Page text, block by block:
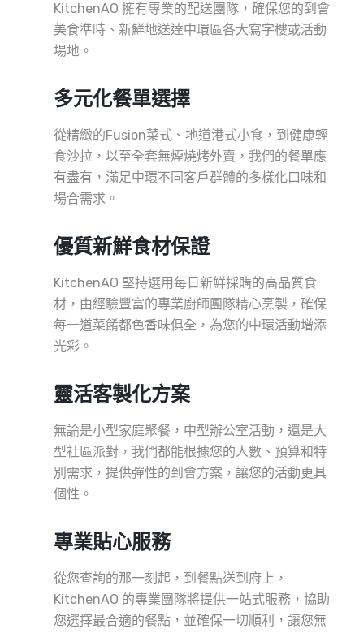
KitchenAO 擁有專業的配送團隊，確保您的到會
美食準時、新鮮地送達中環區各大寫字樓或活動
場地。
多元化餐單選擇
從精緻的Fusion菜式、地道港式小食，到健康輕
食沙拉，以至全套無煙燒烤外賣，我們的餐單應
有盡有，滿足中環不同客戶群體的多樣化口味和
場合需求。
優質新鮮食材保證
KitchenAO 堅持選用每日新鮮採購的高品質食
材，由經驗豐富的專業廚師團隊精心烹製，確保
每一道菜餚都色香味俱全，為您的中環活動增添
光彩。
靈活客製化方案
無論是小型家庭聚餐，中型辦公室活動，還是大
型社區派對，我們都能根據您的人數、預算和特
別需求，提供彈性的到會方案，讓您的活動更具
個性。
專業貼心服務
從您查詢的那一刻起，到餐點送到府上，
KitchenAO 的專業團隊將提供一站式服務，協助
您選擇最合適的餐點，並確保一切順利，讓您無